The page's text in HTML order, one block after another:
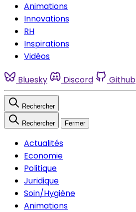
Animations
Innovations
RH
Inspirations
Vidéos
Bluesky Discord Github
Rechercher
Rechercher Fermer
Actualités
Economie
Politique
Juridique
Soin/Hygiène
Animations